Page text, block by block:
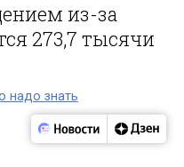
из-за
273,7 тысячи
надо знать